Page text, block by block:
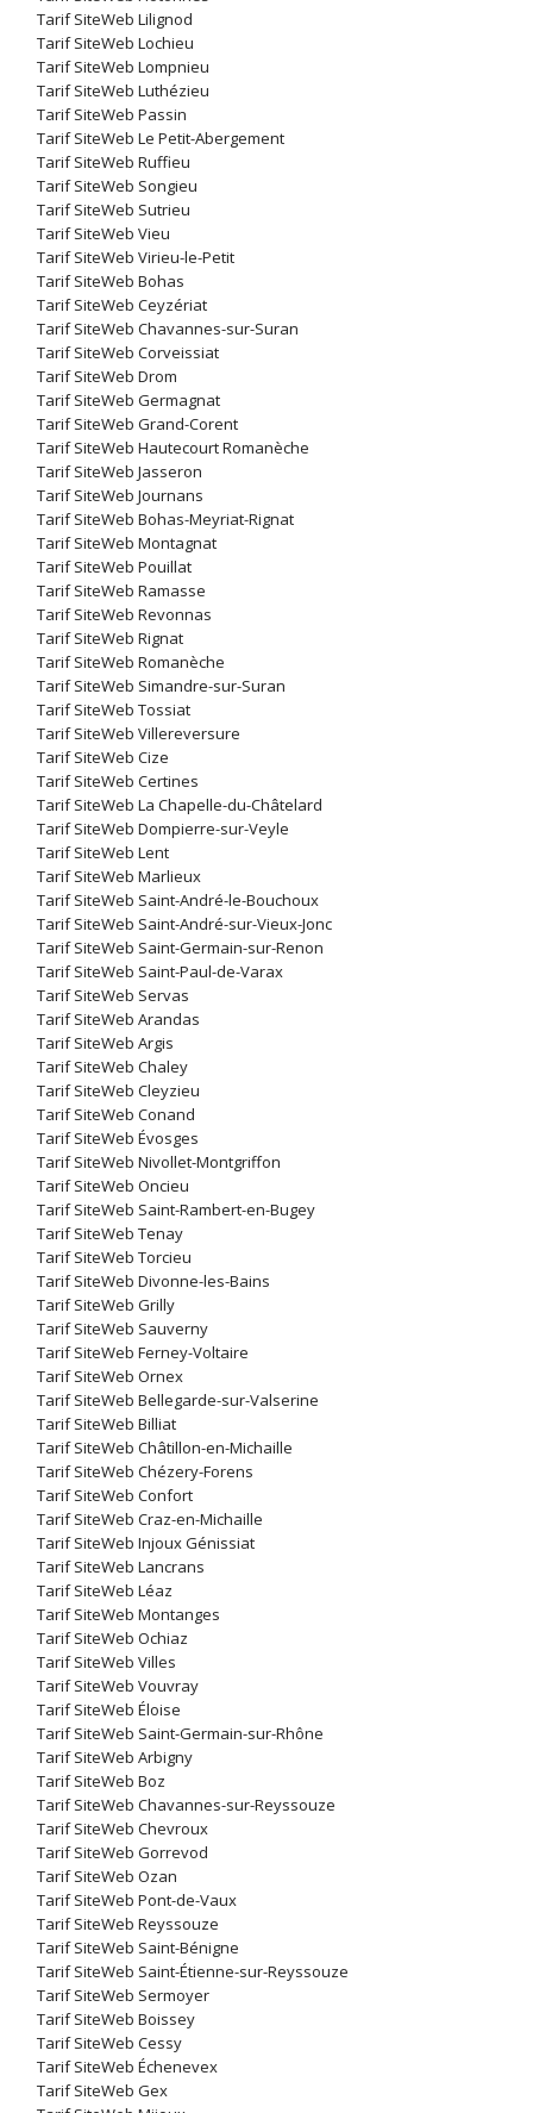
Tarif SiteWeb Lilignod
Tarif SiteWeb Lochieu
Tarif SiteWeb Lompnieu
Tarif SiteWeb Luthézieu
Tarif SiteWeb Passin
Tarif SiteWeb Le Petit-Abergement
Tarif SiteWeb Ruffieu
Tarif SiteWeb Songieu
Tarif SiteWeb Sutrieu
Tarif SiteWeb Vieu
Tarif SiteWeb Virieu-le-Petit
Tarif SiteWeb Bohas
Tarif SiteWeb Ceyzériat
Tarif SiteWeb Chavannes-sur-Suran
Tarif SiteWeb Corveissiat
Tarif SiteWeb Drom
Tarif SiteWeb Germagnat
Tarif SiteWeb Grand-Corent
Tarif SiteWeb Hautecourt Romanèche
Tarif SiteWeb Jasseron
Tarif SiteWeb Journans
Tarif SiteWeb Bohas-Meyriat-Rignat
Tarif SiteWeb Montagnat
Tarif SiteWeb Pouillat
Tarif SiteWeb Ramasse
Tarif SiteWeb Revonnas
Tarif SiteWeb Rignat
Tarif SiteWeb Romanèche
Tarif SiteWeb Simandre-sur-Suran
Tarif SiteWeb Tossiat
Tarif SiteWeb Villereversure
Tarif SiteWeb Cize
Tarif SiteWeb Certines
Tarif SiteWeb La Chapelle-du-Châtelard
Tarif SiteWeb Dompierre-sur-Veyle
Tarif SiteWeb Lent
Tarif SiteWeb Marlieux
Tarif SiteWeb Saint-André-le-Bouchoux
Tarif SiteWeb Saint-André-sur-Vieux-Jonc
Tarif SiteWeb Saint-Germain-sur-Renon
Tarif SiteWeb Saint-Paul-de-Varax
Tarif SiteWeb Servas
Tarif SiteWeb Arandas
Tarif SiteWeb Argis
Tarif SiteWeb Chaley
Tarif SiteWeb Cleyzieu
Tarif SiteWeb Conand
Tarif SiteWeb Évosges
Tarif SiteWeb Nivollet-Montgriffon
Tarif SiteWeb Oncieu
Tarif SiteWeb Saint-Rambert-en-Bugey
Tarif SiteWeb Tenay
Tarif SiteWeb Torcieu
Tarif SiteWeb Divonne-les-Bains
Tarif SiteWeb Grilly
Tarif SiteWeb Sauverny
Tarif SiteWeb Ferney-Voltaire
Tarif SiteWeb Ornex
Tarif SiteWeb Bellegarde-sur-Valserine
Tarif SiteWeb Billiat
Tarif SiteWeb Châtillon-en-Michaille
Tarif SiteWeb Chézery-Forens
Tarif SiteWeb Confort
Tarif SiteWeb Craz-en-Michaille
Tarif SiteWeb Injoux Génissiat
Tarif SiteWeb Lancrans
Tarif SiteWeb Léaz
Tarif SiteWeb Montanges
Tarif SiteWeb Ochiaz
Tarif SiteWeb Villes
Tarif SiteWeb Vouvray
Tarif SiteWeb Éloise
Tarif SiteWeb Saint-Germain-sur-Rhône
Tarif SiteWeb Arbigny
Tarif SiteWeb Boz
Tarif SiteWeb Chavannes-sur-Reyssouze
Tarif SiteWeb Chevroux
Tarif SiteWeb Gorrevod
Tarif SiteWeb Ozan
Tarif SiteWeb Pont-de-Vaux
Tarif SiteWeb Reyssouze
Tarif SiteWeb Saint-Bénigne
Tarif SiteWeb Saint-Étienne-sur-Reyssouze
Tarif SiteWeb Sermoyer
Tarif SiteWeb Boissey
Tarif SiteWeb Cessy
Tarif SiteWeb Échenevex
Tarif SiteWeb Gex